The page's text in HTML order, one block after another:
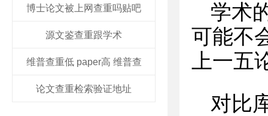
博士论文被上网查重吗贴吧
源文鉴查重跟学术
维普查重低 paper高 维普查
论文查重检索验证地址
学术
可能不
上一五
对比